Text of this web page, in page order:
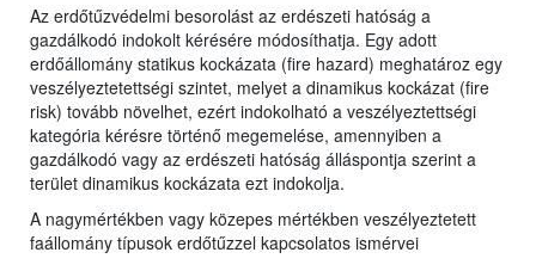
Az erdőtűzvédelmi besorolást az erdészeti hatóság a
gazdálkodó indokolt kérésére módosíthatja. Egy adott
erdőállomány statikus kockázata (fire hazard) meghatároz egy
veszélyeztetettségi szintet, melyet a dinamikus kockázat (fire
risk) tovább növelhet, ezért indokolható a veszélyeztettségi
kategória kérésre történő megemelése, amennyiben a
gazdálkodó vagy az erdészeti hatóság álláspontja szerint a
terület dinamikus kockázata ezt indokolja.
A nagymértékben vagy közepes mértékben veszélyeztetett
faállomány típusok erdőtűzzel kapcsolatos ismérvei